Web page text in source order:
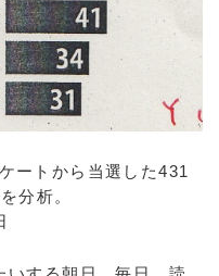
ートから当選した431
分析。